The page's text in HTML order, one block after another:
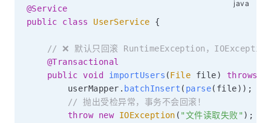
@Service
public
class UserService {
// ❌ 默认只回滚 RuntimeException，IOException
@Transactional
public void importUsers (File file) throws
        userMapper
. batchInsert ( parse( file) ) ;
// 抛出受检异常，事务不会回滚！
throw
new IOException ( "文件读取失败" ) ;